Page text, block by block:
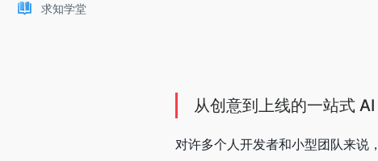
求知学堂
从创意到上线的一站式
对许多个人开发者和小型团队来说